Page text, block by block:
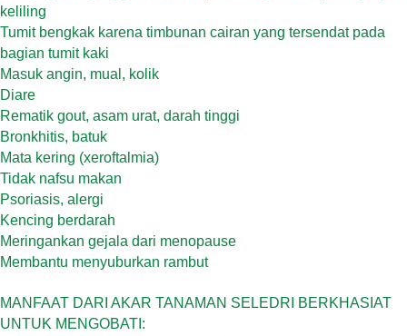
keliling
Tumit bengkak karena timbunan cairan yang tersendat pada
bagian tumit kaki
Masuk angin, mual, kolik
Diare
Rematik gout, asam urat, darah tinggi
Bronkhitis, batuk
Mata kering (xeroftalmia)
Tidak nafsu makan
Psoriasis, alergi
Kencing berdarah
Meringankan gejala dari menopause
Membantu menyuburkan rambut
MANFAAT DARI AKAR TANAMAN SELEDRI BERKHASIAT
UNTUK MENGOBATI: